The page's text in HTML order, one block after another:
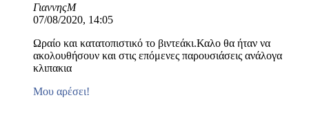
ΓιαννηςΜ
07/08/2020, 14:05
Ωραίο και κατατοπιστικό το βιντεάκι.Καλο θα ήταν να
ακολουθήσουν και στις επόμενες παρουσιάσεις ανάλογα
κλιπακια
Μου αρέσει!